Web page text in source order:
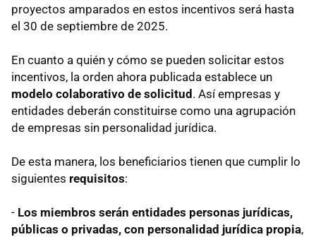
proyectos amparados en estos incentivos será hasta
el 30 de septiembre de 2025.
En cuanto a quién y cómo se pueden solicitar estos
incentivos, la orden ahora publicada establece un
modelo colaborativo de solicitud. Así empresas y
entidades deberán constituirse como una agrupación
de empresas sin personalidad jurídica.
De esta manera, los beneficiarios tienen que cumplir lo
siguientes requisitos:
- Los miembros serán entidades personas jurídicas,
públicas o privadas, con personalidad jurídica propia,